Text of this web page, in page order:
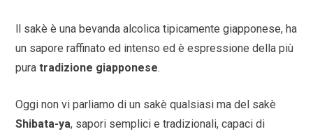
ll sakè è una bevanda alcolica tipicamente giapponese, ha
un sapore raffinato ed intenso ed è espressione della più
puratradizione giapponese.
Oggi non vi parliamo di un sakè qualsiasi ma del sakè
Shibata-ya, sapori semplici e tradizionali, capaci di